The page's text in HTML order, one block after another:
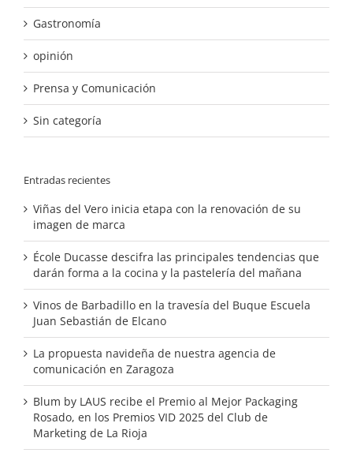
Gastronomía
opinión
Prensa y Comunicación
Sin categoría
Entradas recientes
Viñas del Vero inicia etapa con la renovación de su
imagen de marca
École Ducasse descifra las principales tendencias que
darán forma a la cocina y la pastelería del mañana
Vinos de Barbadillo en la travesía del Buque Escuela
Juan Sebastián de Elcano
La propuesta navideña de nuestra agencia de
comunicación en Zaragoza
Blum by LAUS recibe el Premio al Mejor Packaging
Rosado, en los Premios VID 2025 del Club de
Marketing de La Rioja